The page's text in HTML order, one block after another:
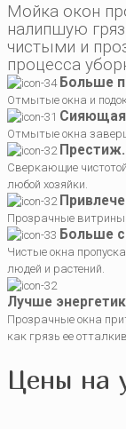
Мойка окон
налипшую
чистыми и
процесса
Больше
Отмытые окна и
Сияющая
Отмытые окна
Престиж.
Сверкающие
любой хозяйки.
Прозрачные витрины
Больше
Чистые окна
людей и растений.
Лучше
Прозрачные окна
как грязь ее
Цены на